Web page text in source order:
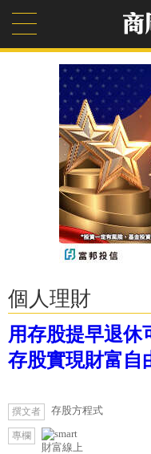
個人理財
用存股提早退休
存股實現財富自
撰文者 存股方程式
專欄
財富線上